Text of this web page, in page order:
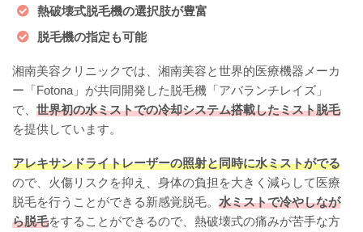
熱破壊式脱毛機の選択肢が豊富
脱毛機の指定も可能
湘南美容クリニックでは、湘南美容と世界的医療機器メーカ
ー「Fotona」が共同開発した脱毛機「アバランチレイズ」
で、 世界初の水ミストでの冷却システム搭載したミスト脱毛
を提供しています。
アレキサンドライトレーザーの照射と同時に水ミストがでる
ので、火傷リスクを抑え、身体の負担を大きく減らして医療
脱毛を行うことができる新感覚脱毛。 水ミストで冷やしなが
ら脱毛をすることができるので、熱破壊式の痛みが苦手な方